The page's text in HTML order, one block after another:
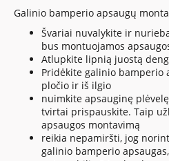
Galinio bamperio apsaugų
Švariai nuvalykite ir
bus montuojamos
Atlupkite lipnią juostą
Pridėkite galinio bamperio
pločio ir iš ilgio
nuimkite apsauginę
tvirtai prispauskite. Taip
apsaugos montavimą
reikia nepamiršti, jog
galinio bamperio